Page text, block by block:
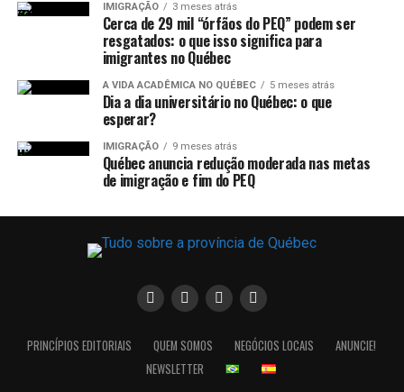
IMIGRAÇÃO 3 meses atrás
Cerca de 29 mil “órfãos do PEQ” podem ser
resgatados: o que isso significa para
imigrantes no Québec
A VIDA ACADÊMICA NO QUÉBEC 5 meses atrás
Dia a dia universitário no Québec: o que
esperar?
IMIGRAÇÃO 9 meses atrás
Québec anuncia redução moderada nas metas
de imigração e fim do PEQ
PRINCÍPIOS EDITORIAIS QUEM SOMOS NEGÓCIOS LOCAIS
ANUNCIE!
NEWSLETTER